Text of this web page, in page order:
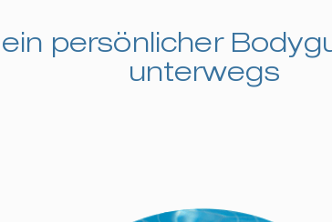
persönlicher
unterwegs